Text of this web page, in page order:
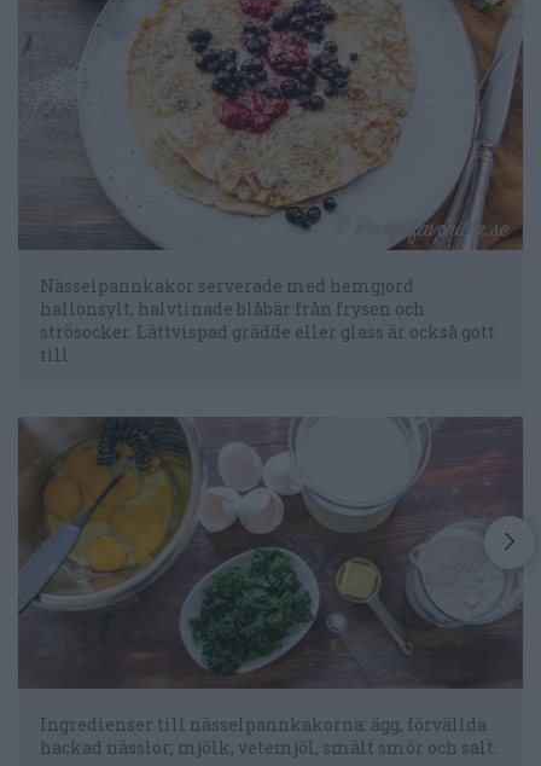
Nässelpannkakor serverade med hemgjord
hallonsylt, halvtinade blåbär från frysen och
strösocker. Lättvispad grädde eller glass är också gott
till.
Ingredienser till nässelpannkakorna: ägg, förvällda
hackad nässlor; mjölk, vetemjöl, smält smör och salt.